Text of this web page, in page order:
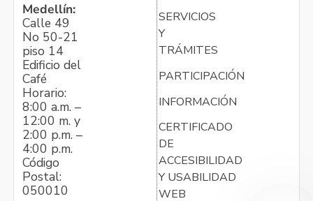
Medellín:
Calle 49
No 50-21
piso 14
Edificio del
Café
Horario:
8:00 a.m. –
12:00 m. y
2:00 p.m. –
4:00 p.m.
Código
Postal:
050010
SERVICIOS
Y
TRÁMITES
PARTICIPACIÓN
INFORMACIÓN
CERTIFICADO
DE
ACCESIBILIDAD
Y USABILIDAD
WEB